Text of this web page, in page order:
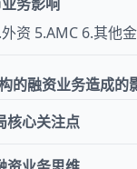
资 5.AMC 6.其他
的融资业务造成的
核心关注点